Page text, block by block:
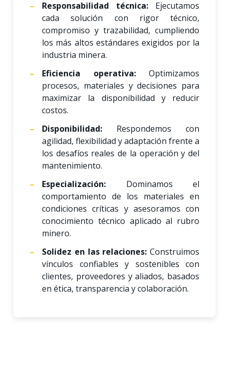
Responsabilidad técnica: Ejecutamos
cada solución con rigor técnico,
compromiso y trazabilidad, cumpliendo
los más altos estándares exigidos por la
industria minera.
Eficiencia operativa:Optimizamos
procesos, materiales y decisiones para
maximizar la disponibilidad y reducir
costos.
Disponibilidad: Respondemos con
agilidad, flexibilidad y adaptación frente a
los desafíos reales de la operación y del
mantenimiento.
Especialización: Dominamos el
comportamiento de los materiales en
condiciones críticas y asesoramos con
conocimiento técnico aplicado al rubro
minero.
Solidez en las relaciones: Construimos
vínculos confiables y sostenibles con
clientes, proveedores y aliados, basados
en ética, transparencia y colaboración.